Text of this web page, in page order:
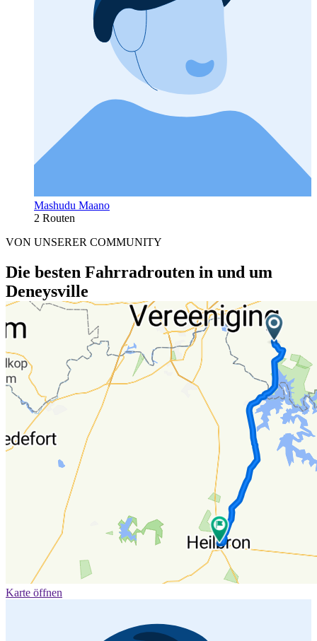
Mashudu Maano
2 Routen
VON UNSERER COMMUNITY
Die besten Fahrradrouten in und um
Deneysville
Karte öffnen